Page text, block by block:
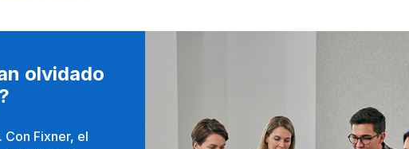
olvidado
Fixner, el